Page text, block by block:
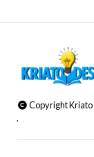
Copyright
.